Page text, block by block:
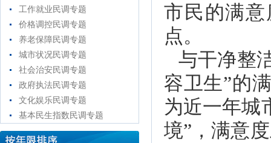
工作就业民调专题
价格调控民调专题
养老保障民调专题
城市状况民调专题
社会治安民调专题
政府执法民调专题
文化娱乐民调专题
基本民生指数民调专题
市民的满意
点。
与干净整
容卫生”的
为近一年城
境”，满意